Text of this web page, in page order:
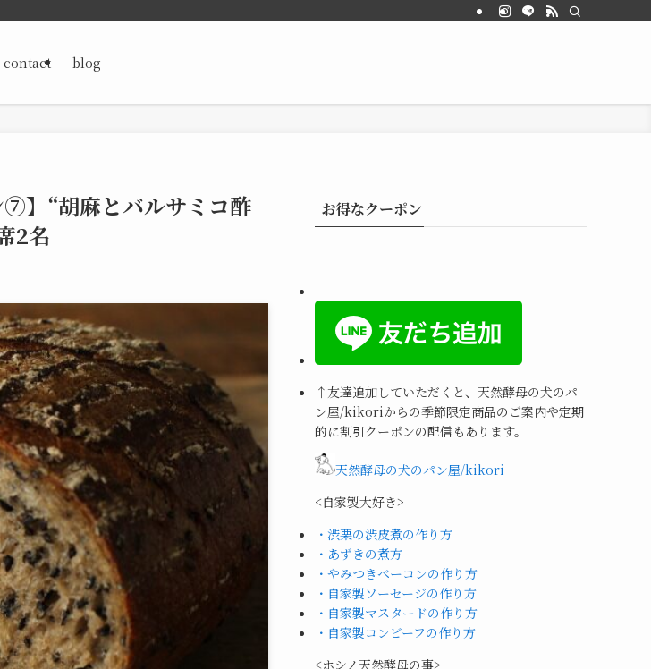
contact blog
⑦】“胡麻とバルサミコ酢
2名
お得なクーポン
↑友達追加していただくと、天然酵母の犬のパ
ン屋/kikoriからの季節限定商品のご案内や定期
的に割引クーポンの配信もあります。
天然酵母の犬のパン屋/kikori
<自家製大好き>
・渋栗の渋皮煮の作り方
・あずきの煮方
・やみつきベーコンの作り方
・自家製ソーセージの作り方
・自家製マスタードの作り方
・自家製コンビーフの作り方
<ホシノ天然酵母の事>